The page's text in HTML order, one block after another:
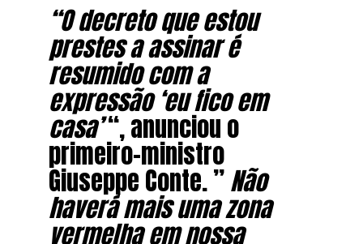
“O decreto que estou
prestes a assinar é
resumido com a
expressão ‘eu fico em
casa’“, anunciou o
primeiro-ministro
Giuseppe Conte. ”Não
haverá mais uma zona
vermelha em nossa